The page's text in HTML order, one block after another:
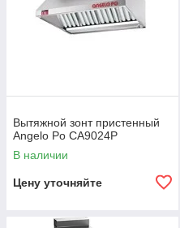
Вытяжной зонт пристенный
Angelo Po CA9024P
В наличии
Цену уточняйте